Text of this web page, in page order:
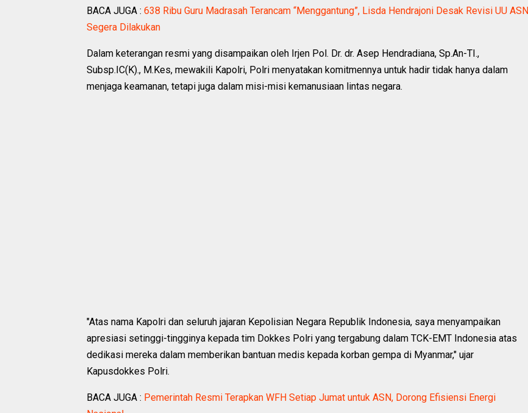
BACA JUGA : 638 Ribu Guru Madrasah Terancam “Menggantung”, Lisda Hendrajoni Desak Revisi UU ASN
Segera Dilakukan
Dalam keterangan resmi yang disampaikan oleh Irjen Pol. Dr. dr. Asep Hendradiana, Sp.An-TI.,
Subsp.IC(K)., M.Kes, mewakili Kapolri, Polri menyatakan komitmennya untuk hadir tidak hanya dalam
menjaga keamanan, tetapi juga dalam misi-misi kemanusiaan lintas negara.
"Atas nama Kapolri dan seluruh jajaran Kepolisian Negara Republik Indonesia, saya menyampaikan
apresiasi setinggi-tingginya kepada tim Dokkes Polri yang tergabung dalam TCK-EMT Indonesia atas
dedikasi mereka dalam memberikan bantuan medis kepada korban gempa di Myanmar," ujar
Kapusdokkes Polri.
BACA JUGA : Pemerintah Resmi Terapkan WFH Setiap Jumat untuk ASN, Dorong Efisiensi Energi